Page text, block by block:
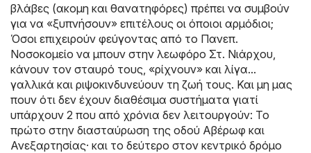
βλάβες (ακομη και θανατηφόρες) πρέπει να συμβούν
για να «ξυπνήσουν» επιτέλους οι όποιοι αρμόδιοι;
Όσοι επιχειρούν φεύγοντας από το Πανεπ.
Νοσοκομείο να μπουν στην λεωφόρο Στ. Νιάρχου,
κάνουν τον σταυρό τους, «ρίχνουν» και λίγα...
γαλλικά και ριψοκινδυνεύουν τη ζωή τους. Και μη μας
πουν ότι δεν έχουν διαθέσιμα συστήματα γιατί
υπάρχουν 2 που από χρόνια δεν λειτουργούν: Το
πρώτο στην διασταύρωση της οδού Αβέρωφ και
Ανεξαρτησίας· και το δεύτερο στον κεντρικό δρόμο